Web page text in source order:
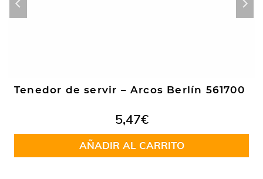
Tenedor de servir – Arcos Berlín 561700
5,47€
AÑADIR AL CARRITO